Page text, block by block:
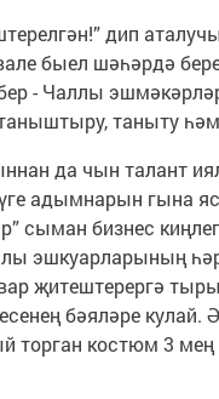
дип
быел шәһәрдә
- Чаллы
таныту
да чын талант
адымнарын гына
сыман бизнес
эшкуарларының
җитештерергә
бәяләре кулай.
торган костюм 3 мең